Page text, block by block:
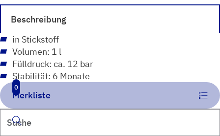
Merkliste
0
Suchen
Beschreibung
in Stickstoff
Volumen: 1 l
Fülldruck: ca. 12 bar
Stabilität: 6 Monate